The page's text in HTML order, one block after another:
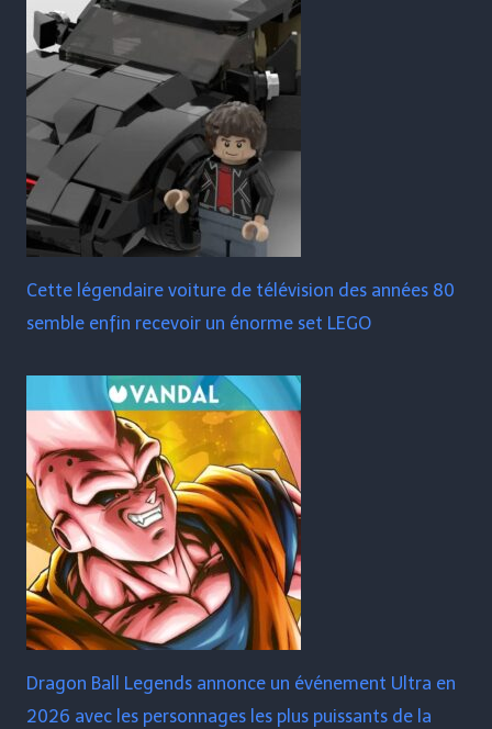
Cette légendaire voiture de télévision des années 80
semble enfin recevoir un énorme set LEGO
Dragon Ball Legends annonce un événement Ultra en
2026 avec les personnages les plus puissants de la